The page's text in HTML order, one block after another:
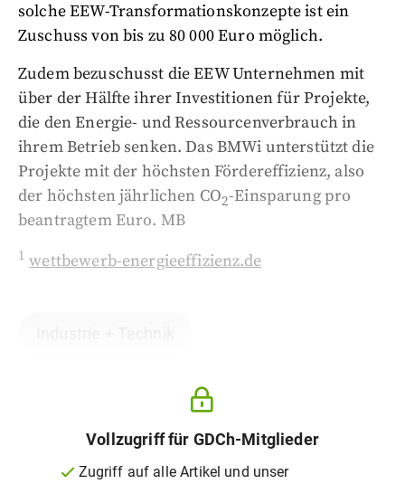
solche EEW-Transformationskonzepte ist ein
Zuschuss von bis zu 80 000 Euro möglich.
Zudem bezuschusst die EEW Unternehmen mit
über der Hälfte ihrer Investitionen für Projekte,
die den Energie- und Ressourcenverbrauch in
ihrem Betrieb senken. Das BMWi unterstützt die
Projekte mit der höchsten Fördereffizienz, also
der höchsten jährlichen CO2-Einsparung pro
beantragtem Euro. MB
1wettbewerb-energieeffizienz.de
Vollzugriff für GDCh-Mitglieder
Zugriff auf alle Artikel und unser